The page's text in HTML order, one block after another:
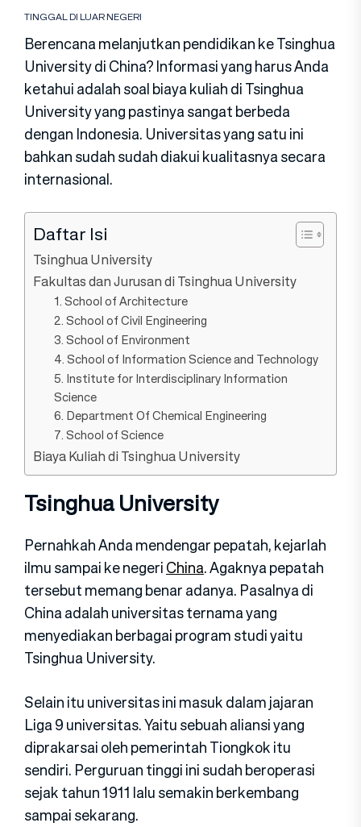
TINGGAL DI LUAR NEGERI
Berencana melanjutkan pendidikan ke Tsinghua
University di China? Informasi yang harus Anda
ketahui adalah soal biaya kuliah di Tsinghua
University yang pastinya sangat berbeda
dengan Indonesia. Universitas yang satu ini
bahkan sudah sudah diakui kualitasnya secara
internasional.
Daftar Isi
Tsinghua University
Fakultas dan Jurusan di Tsinghua University
1. School of Architecture
2. School of Civil Engineering
3. School of Environment
4. School of Information Science and Technology
5. Institute for Interdisciplinary Information
Science
6. Department Of Chemical Engineering
7. School of Science
Biaya Kuliah di Tsinghua University
Tsinghua University
Pernahkah Anda mendengar pepatah, kejarlah
ilmu sampai ke negeriChina. Agaknya pepatah
tersebut memang benar adanya. Pasalnya di
China adalah universitas ternama yang
menyediakan berbagai program studi yaitu
Tsinghua University.
Selain itu universitas ini masuk dalam jajaran
Liga 9 universitas. Yaitu sebuah aliansi yang
diprakarsai oleh pemerintah Tiongkok itu
sendiri. Perguruan tinggi ini sudah beroperasi
sejak tahun 1911 lalu semakin berkembang
sampai sekarang.